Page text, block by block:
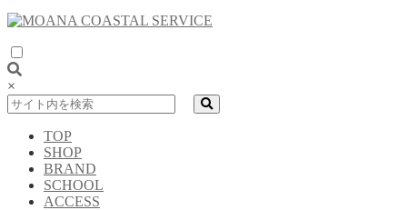
×
TOP
SHOP
BRAND
SCHOOL
ACCESS